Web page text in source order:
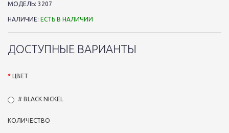
МОДЕЛЬ: 3207
НАЛИЧИЕ: ЕСТЬ В НАЛИЧИИ
ДОСТУПНЫЕ ВАРИАНТЫ
ЦВЕТ
# BLACK NICKEL
КОЛИЧЕСТВО